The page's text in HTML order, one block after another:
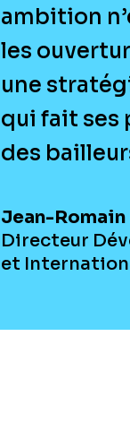
ambition
les
une
qui fait ses
des
Jean-
Directeur
et